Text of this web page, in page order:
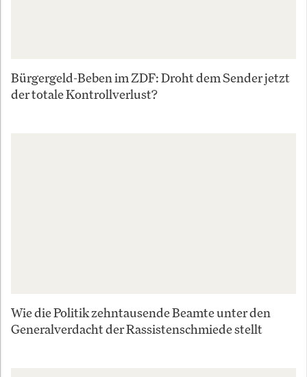
Bürgergeld-Beben im ZDF: Droht dem Sender jetzt
der totale Kontrollverlust?
Wie die Politik zehntausende Beamte unter den
Generalverdacht der Rassistenschmiede stellt